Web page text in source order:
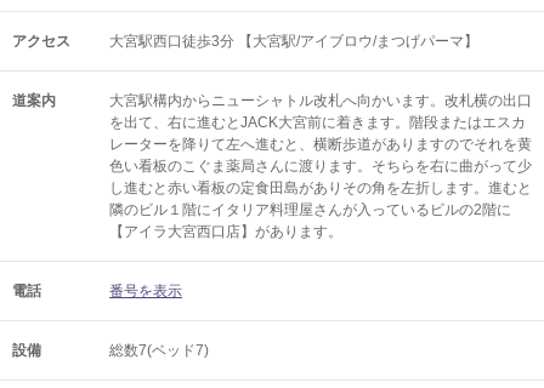
アクセス 大宮駅西口徒歩3分 【大宮駅/アイブロウ/まつげパーマ】
道案内
大宮駅構内からニューシャトル改札へ向かいます。改札横の出口
を出て、右に進むとJACK大宮前に着きます。階段またはエスカ
レーターを降りて左へ進むと、横断歩道がありますのでそれを黄
色い看板のこぐま薬局さんに渡ります。そちらを右に曲がって少
し進むと赤い看板の定食田島がありその角を左折します。進むと
隣のビル１階にイタリア料理屋さんが入っているビルの2階に
【アイラ大宮西口店】があります。
電話 番号を表示
設備 総数7(ベッド7)